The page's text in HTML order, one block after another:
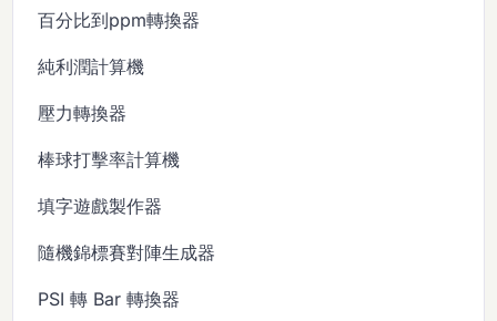
百分比到ppm轉換器
純利潤計算機
壓力轉換器
棒球打擊率計算機
填字遊戲製作器
隨機錦標賽對陣生成器
PSI 轉 Bar 轉換器